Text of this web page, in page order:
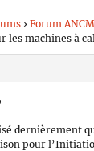
› Forum
les machines à
dernièrement
pour